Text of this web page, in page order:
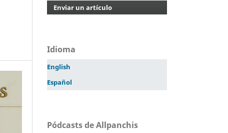
Enviar un artículo
Idioma
English
Español
Pódcasts de Allpanchis